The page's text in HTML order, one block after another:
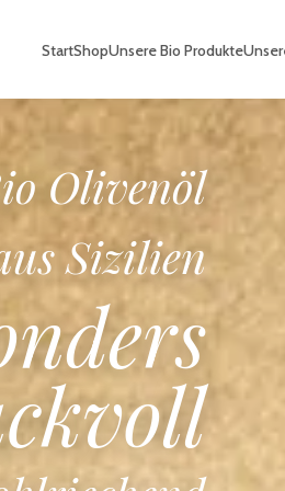
StartShopUnsere Bio Produkte
Bio